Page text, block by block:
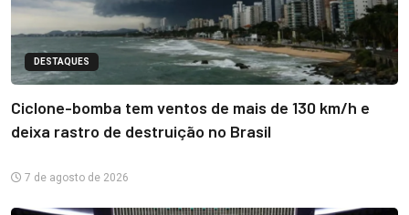
DESTAQUES
Ciclone-bomba tem ventos de mais de 130 km/h e
deixa rastro de destruição no Brasil
7 de agosto de 2026